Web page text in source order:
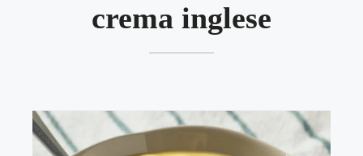
crema inglese